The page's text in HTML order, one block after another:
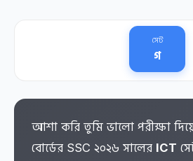
সেট
গ
আশা করি তুমি ভালো পরীক্ষা
বোর্ডের SSC ২০২৬ সালের ICT